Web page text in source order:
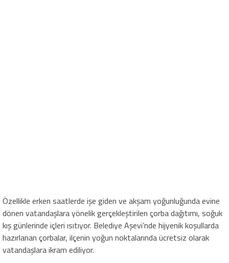
Özellikle erken saatlerde işe giden ve akşam yoğunluğunda evine
dönen vatandaşlara yönelik gerçekleştirilen çorba dağıtımı, soğuk
kış günlerinde içleri ısıtıyor. Belediye Aşevi’nde hijyenik koşullarda
hazırlanan çorbalar, ilçenin yoğun noktalarında ücretsiz olarak
vatandaşlara ikram ediliyor.